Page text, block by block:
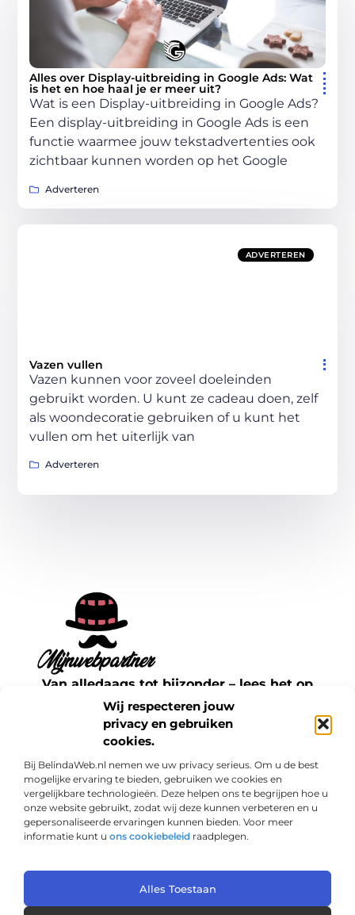
Wij respecteren jouw
privacy en gebruiken
cookies.
Bij BelindaWeb.nl nemen we uw privacy serieus. Om u de best
mogelijke ervaring te bieden, gebruiken we cookies en
vergelijkbare technologieën. Deze helpen ons te begrijpen hoe u
onze website gebruikt, zodat wij deze kunnen verbeteren en u
gepersonaliseerde ervaringen kunnen bieden. Voor meer
informatie kunt u ons cookiebeleid raadplegen.
Alles Toestaan
Alles over Display-uitbreiding in Google Ads: Wat
is het en hoe haal je er meer uit?
Wat is een Display-uitbreiding in Google Ads?
Een display-uitbreiding in Google Ads is een
functie waarmee jouw tekstadvertenties ook
zichtbaar kunnen worden op het Google
Adverteren
ADVERTEREN
Vazen vullen
Vazen kunnen voor zoveel doeleinden
gebruikt worden. U kunt ze cadeau doen, zelf
als woondecoratie gebruiken of u kunt het
vullen om het uiterlijk van
Adverteren
Van alledaags tot bijzonder – lees het op
mijnwebpartner.nl.
Ontdek inspirerende blogs en artikelen over
alles wat het dagelijks leven te bieden heeft.
Bericht categorie
Onze informatie